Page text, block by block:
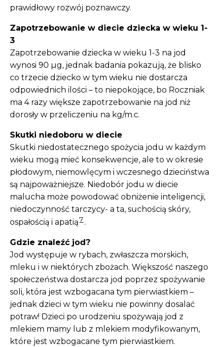
prawidłowy rozwój poznawczy.
Zapotrzebowanie w diecie dziecka w wieku 1-
3
Zapotrzebowanie dziecka w wieku 1-3 na jod
wynosi 90 µg, jednak badania pokazują, że blisko
co trzecie dziecko w tym wieku nie dostarcza
odpowiednich ilości – to niepokojące, bo Roczniak
ma 4 razy większe zapotrzebowanie na jod niż
dorosły w przeliczeniu na kg/m.c.
Skutki niedoboru w diecie
Skutki niedostatecznego spożycia jodu w każdym
wieku mogą mieć konsekwencje, ale to w okresie
płodowym, niemowlęcym i wczesnego dzieciństwa
są najpoważniejsze. Niedobór jodu w diecie
malucha może powodować obniżenie inteligencji,
niedoczynność tarczycy- a ta, suchością skóry,
ospałością i apatią7 .
Gdzie znaleźć jod?
Jod występuje w rybach, zwłaszcza morskich,
mleku i w niektórych zbożach. Większość naszego
społeczeństwa dostarcza jod poprzez spożywanie
soli, która jest wzbogacana tym pierwiastkiem –
jednak dzieci w tym wieku nie powinny dosalać
potraw! Dzieci po urodzeniu spożywają jod z
mlekiem mamy lub z mlekiem modyfikowanym,
które jest wzbogacane tym pierwiastkiem.